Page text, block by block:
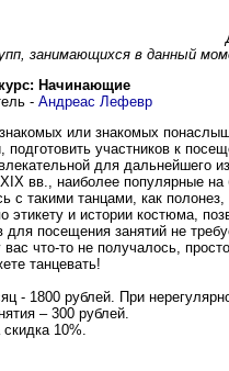
занимающихся в данный
Начинающие
- Андреас Лефевр
или знакомых
подготовить участников к
для дальнейшего
вв., наиболее популярные
с такими танцами, как
этикету и истории костюма,
для посещения занятий не
что-то не получалось,
танцевать!
- 1800 рублей. При
– 300 рублей.
10%.